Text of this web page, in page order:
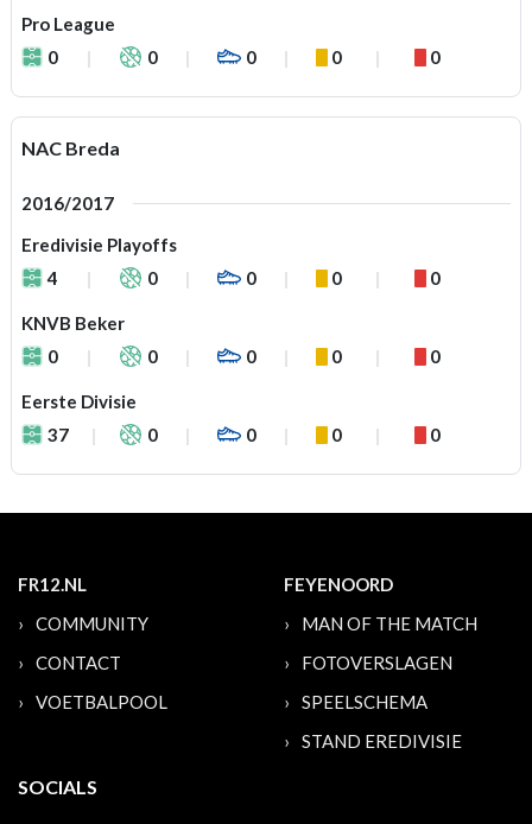
Pro League
0
0 0 0 0
NAC Breda
2016/2017
Eredivisie Playoffs
4
0 0 0 0
KNVB Beker
0
0 0 0 0
Eerste Divisie
37
0 0 0 0
FR12.NL
COMMUNITY
CONTACT
VOETBALPOOL
FEYENOORD
MAN OF THE MATCH
FOTOVERSLAGEN
SPEELSCHEMA
STAND EREDIVISIE
SOCIALS